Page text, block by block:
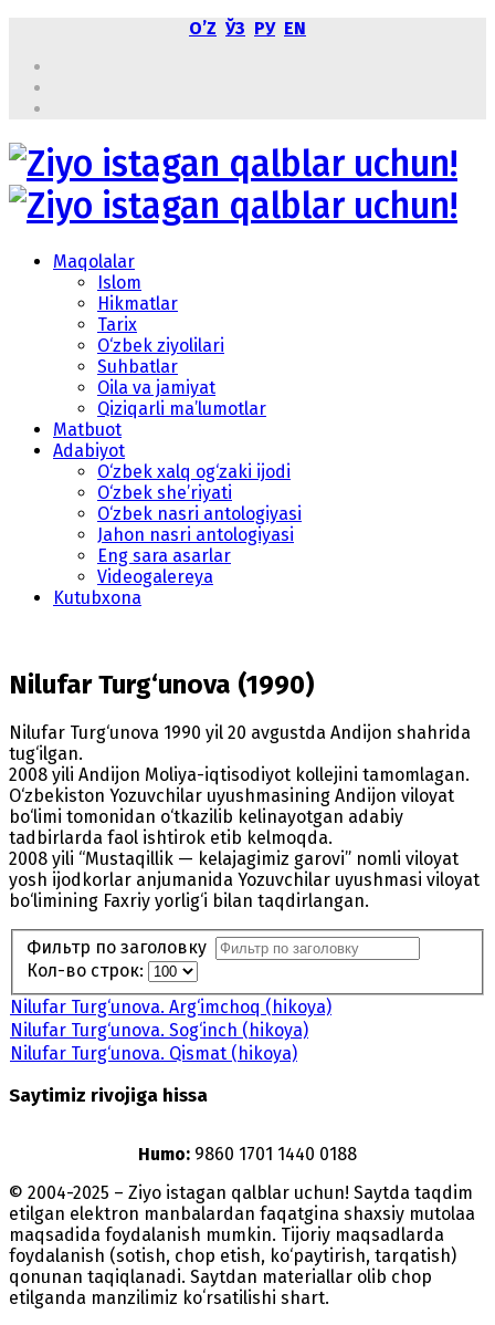
OʼZ ЎЗ РУ EN
Maqolalar
Islom
Hikmatlar
Tarix
O‘zbek ziyolilari
Suhbatlar
Oila va jamiyat
Qiziqarli ma’lumotlar
Matbuot
Adabiyot
O‘zbek xalq og‘zaki ijodi
O‘zbek she’riyati
O‘zbek nasri antologiyasi
Jahon nasri antologiyasi
Eng sara asarlar
Videogalereya
Kutubxona
Nilufar Turg‘unova (1990)
Nilufar Turg‘unova 1990 yil 20 avgustda Andijon shahrida
tug‘ilgan.
2008 yili Andijon Moliya-iqtisodiyot kollejini tamomlagan.
O‘zbekiston Yozuvchilar uyushmasining Andijon viloyat
bo‘limi tomonidan o‘tkazilib kelinayotgan adabiy
tadbirlarda faol ishtirok etib kelmoqda.
2008 yili “Mustaqillik — kelajagimiz garovi” nomli viloyat
yosh ijodkorlar anjumanida Yozuvchilar uyushmasi viloyat
bo‘limining Faxriy yorlig‘i bilan taqdirlangan.
Фильтр по заголовку
Кол-во строк:
Nilufar Turg‘unova. Arg‘imchoq (hikoya)
Nilufar Turg‘unova. Sog‘inch (hikoya)
Nilufar Turg‘unova. Qismat (hikoya)
Saytimiz rivojiga hissa
Humo: 9860 1701 1440 0188
© 2004-2025 – Ziyo istagan qalblar uchun! Saytda taqdim
etilgan elektron manbalardan faqatgina shaxsiy mutolaa
maqsadida foydalanish mumkin. Tijoriy maqsadlarda
foydalanish (sotish, chop etish, ko‘paytirish, tarqatish)
qonunan taqiqlanadi. Saytdan materiallar olib chop
etilganda manzilimiz koʻrsatilishi shart.